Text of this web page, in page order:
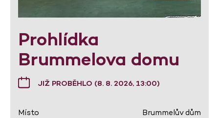
Prohlídka
Brummelova domu
JIŽ PROBĚHLO (8. 8. 2026, 13:00)
Místo Brummelův dům